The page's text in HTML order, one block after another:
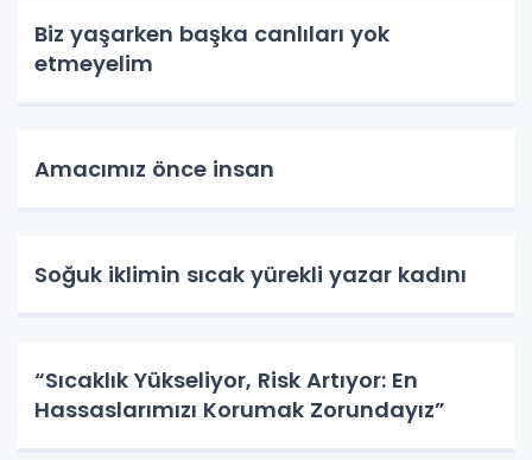
Biz yaşarken başka canlıları yok
etmeyelim
Amacımız önce insan
Soğuk iklimin sıcak yürekli yazar kadını
“Sıcaklık Yükseliyor, Risk Artıyor: En
Hassaslarımızı Korumak Zorundayız”